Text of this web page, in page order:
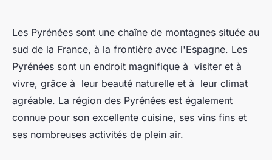
Les Pyrénées sont une chaîne de montagnes située au
sud de la France, à la frontière avec l'Espagne. Les
Pyrénées sont un endroit magnifique à visiter et à
vivre, grâce à leur beauté naturelle et à leur climat
agréable. La région des Pyrénées est également
connue pour son excellente cuisine, ses vins fins et
ses nombreuses activités de plein air.